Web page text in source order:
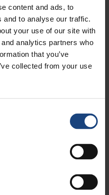
content and ads, to
and to analyse our traffic.
your use of our site with
analytics partners who
that you’ve
collected from your use
auf allen Kontinenten und
und immer wieder neu.
(m/w/d) – alle
und immer wieder neu.
Mobiles Laser
Bearbeitung,
Reparaturen bzw. Überholung